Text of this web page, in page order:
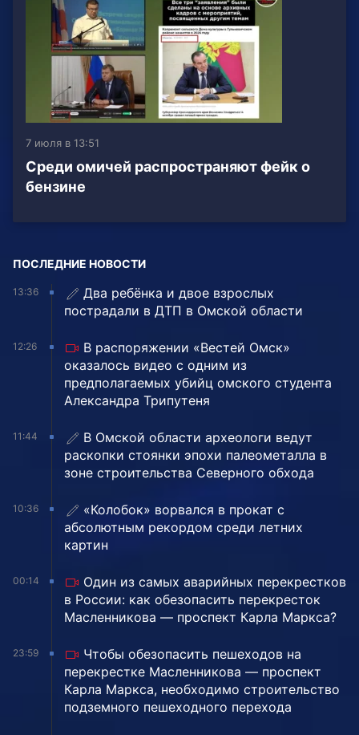
7 июля в 13:51
Среди омичей распространяют фейк о
бензине
ПОСЛЕДНИЕ НОВОСТИ
13:36
Два ребёнка и двое взрослых
пострадали в ДТП в Омской области
12:26
В распоряжении «Вестей Омск»
оказалось видео с одним из
предполагаемых убийц омского студента
Александра Трипутеня
11:44
В Омской области археологи ведут
раскопки стоянки эпохи палеометалла в
зоне строительства Северного обхода
10:36
«Колобок» ворвался в прокат с
абсолютным рекордом среди летних
картин
00:14
Один из самых аварийных перекрестков
в России: как обезопасить перекресток
Масленникова — проспект Карла Маркса?
23:59
Чтобы обезопасить пешеходов на
перекрестке Масленникова — проспект
Карла Маркса, необходимо строительство
подземного пешеходного перехода